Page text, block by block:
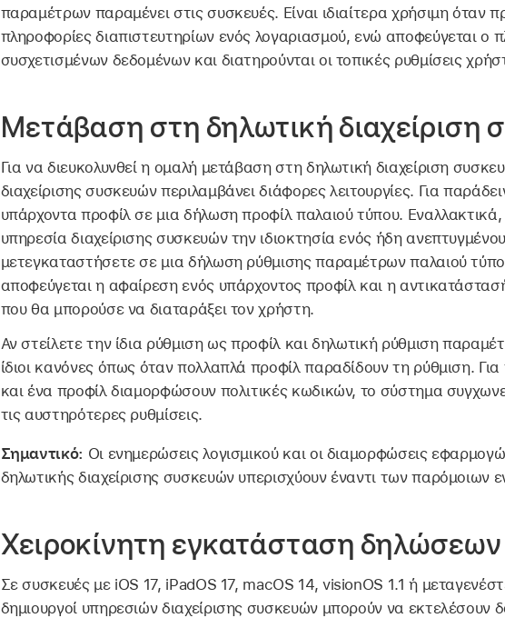
παραμέτρων παραμένει στις συσκευές. Είναι ιδιαίτερα χρήσιμη όταν
πληροφορίες διαπιστευτηρίων ενός λογαριασμού, ενώ αποφεύγεται ο
συσχετισμένων δεδομένων και διατηρούνται οι τοπικές ρυθμίσεις
Μετάβαση στη δηλωτική διαχείριση
Για να διευκολυνθεί η ομαλή μετάβαση στη δηλωτική διαχείριση
διαχείρισης συσκευών περιλαμβάνει διάφορες λειτουργίες. Για
υπάρχοντα προφίλ σε μια δήλωση προφίλ παλαιού τύπου.
υπηρεσία διαχείρισης συσκευών την ιδιοκτησία ενός ήδη
μετεγκαταστήσετε σε μια δήλωση ρύθμισης παραμέτρων παλαιού
αποφεύγεται η αφαίρεση ενός υπάρχοντος προφίλ και η
που θα μπορούσε να διαταράξει τον χρήστη.
Αν στείλετε την ίδια ρύθμιση ως προφίλ και δηλωτική ρύθμιση
ίδιοι κανόνες όπως όταν πολλαπλά προφίλ παραδίδουν τη ρύθμιση.
και ένα προφίλ διαμορφώσουν πολιτικές κωδικών, το σύστημα
τις αυστηρότερες ρυθμίσεις.
Σημαντικό: Οι ενημερώσεις λογισμικού και οι διαμορφώσεις
δηλωτικής διαχείρισης συσκευών υπερισχύουν έναντι των παρόμοιων
Χειροκίνητη εγκατάσταση δηλώσεων
Σε συσκευές με iOS 17, iPadOS 17, macOS 14, visionOS 1.1 ή
δημιουργοί υπηρεσιών διαχείρισης συσκευών μπορούν να εκτελέσουν